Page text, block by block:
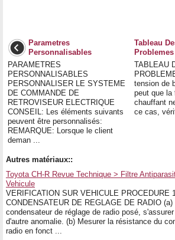
Parametres
Personnalisables
PARAMETRES
PERSONNALISABLES
PERSONNALISER LE SYSTEME
DE COMMANDE DE
RETROVISEUR ELECTRIQUE
CONSEIL: Les éléments suivants
peuvent être personnalisés:
REMARQUE: Lorsque le client
deman ...
Tableau
Problemes
TABLEAU
tension de
peut que la
chauffant
ce cas,
Autres matériaux::
Toyota CH-R Revue Technique > Filtre
Vehicule
VERIFICATION SUR VEHICULE PROCEDURE
CONDENSATEUR DE REGLAGE DE RADIO
condensateur de réglage de radio posé,
d'autre anomalie. (b) Mesurer la résistance du
radio en fonct ...